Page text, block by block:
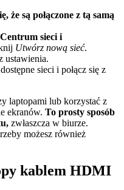
że są połączone z tą samą
Centrum sieci i
Utwórz nową sieć.
ustawienia.
sieci i połącz się z
laptopami lub korzystać z
ekranów. To prosty sposób
zwłaszcza w biurze.
możesz również
kablem HDMI